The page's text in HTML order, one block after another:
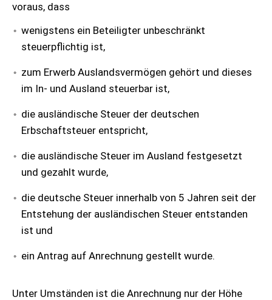
voraus, dass
wenigstens ein Beteiligter unbeschränkt
steuerpflichtig ist,
zum Erwerb Auslandsvermögen gehört und dieses
im In- und Ausland steuerbar ist,
die ausländische Steuer der deutschen
Erbschaftsteuer entspricht,
die ausländische Steuer im Ausland festgesetzt
und gezahlt wurde,
die deutsche Steuer innerhalb von 5 Jahren seit der
Entstehung der ausländischen Steuer entstanden
ist und
ein Antrag auf Anrechnung gestellt wurde.
Unter Umständen ist die Anrechnung nur der Höhe